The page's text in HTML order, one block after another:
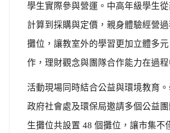
學生實際參與營運。中高年級學生
計算到採購與定價，親身體驗經營
攤位，讓教室外的學習更加立體多
作，理財觀念與團隊合作能力在過程
活動現場同時結合公益與環境教育
政府社會處及環保局邀請多個公益
生攤位共設置 48 個攤位，讓市集不